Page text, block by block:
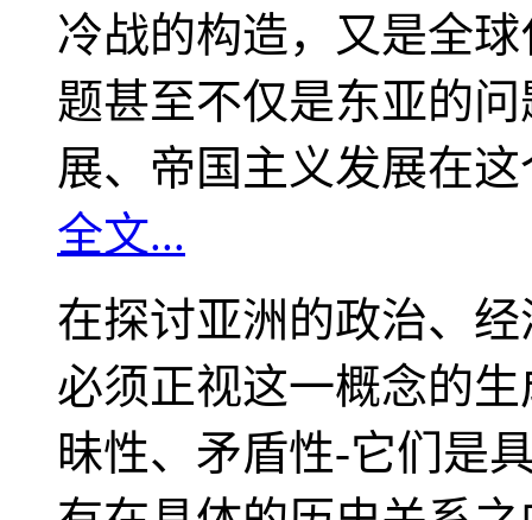
冷战的构造，又是全
题甚至不仅是东亚的
展、帝国主义发展在
全文...
在探讨亚洲的政治、
必须正视这一概念的
昧性、矛盾性-它们是